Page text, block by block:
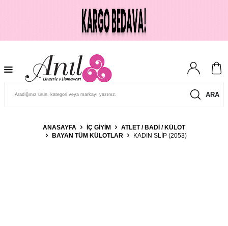
ARA
ANASAYFA İÇ GIYIM
ATLET / BADI / KÜLOT
BAYAN TÜM KÜLOTLAR
KADIN SLIP (2053)